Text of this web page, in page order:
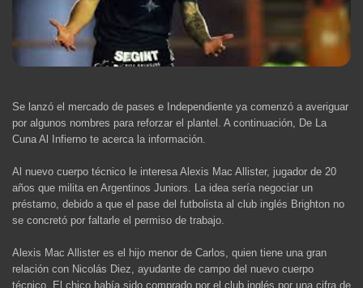
Se lanzó el mercado de pases e Independiente ya comenzó a averiguar
por algunos nombres para reforzar el plantel. A continuación, De La
Cuna Al Infierno te acerca la información.
Al nuevo cuerpo técnico le interesa Alexis Mac Allister, jugador de 20
años que milita en Argentinos Juniors. La idea sería negociar un
préstamo, debido a que el pase del futbolista al club inglés Brighton no
se concretó por faltarle el permiso de trabajo.
Alexis Mac Allister es el hijo menor de Carlos, quien tiene una gran
relación con Nicolás Diez, ayudante de campo del nuevo cuerpo
técnico. El chico había sido comprado por el club inglés por una cifra de